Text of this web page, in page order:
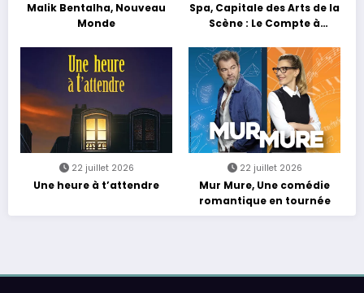
Malik Bentalha, Nouveau
Monde
Spa, Capitale des Arts de la
Scène : Le Compte à
22 juillet 2026
Une heure à t’attendre
22 juillet 2026
Mur Mure, Une comédie
romantique en tournée